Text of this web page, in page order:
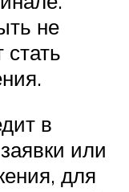
не
в
или
для